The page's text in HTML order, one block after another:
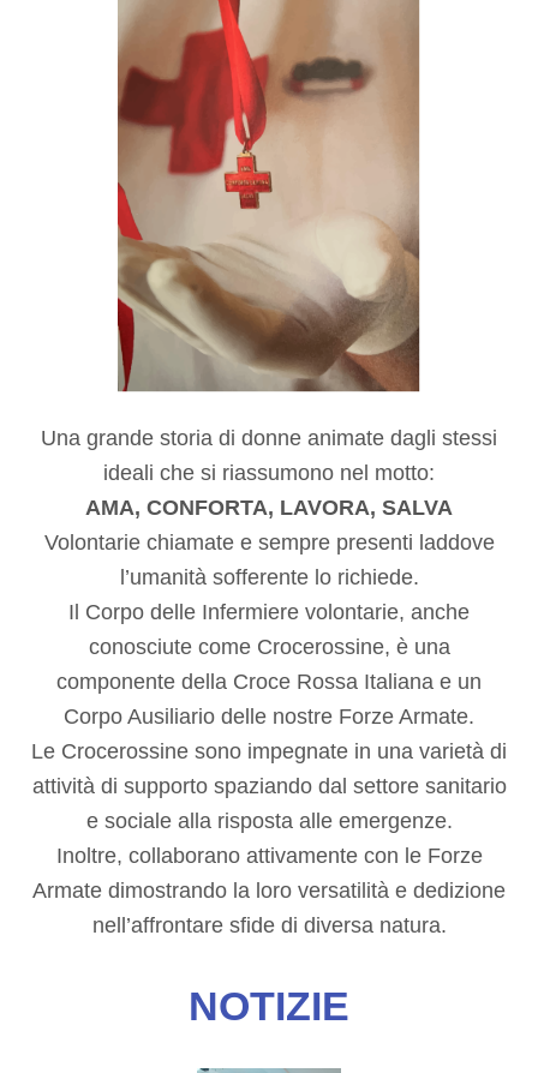
Una grande storia di donne animate dagli stessi
ideali che si riassumono nel motto:
AMA, CONFORTA, LAVORA, SALVA
Volontarie chiamate e sempre presenti laddove
l’umanità sofferente lo richiede.
Il Corpo delle Infermiere volontarie, anche
conosciute come Crocerossine, è una
componente della Croce Rossa Italiana e un
Corpo Ausiliario delle nostre Forze Armate.
Le Crocerossine sono impegnate in una varietà di
attività di supporto spaziando dal settore sanitario
e sociale alla risposta alle emergenze.
Inoltre, collaborano attivamente con le Forze
Armate dimostrando la loro versatilità e dedizione
nell’affrontare sfide di diversa natura.
NOTIZIE